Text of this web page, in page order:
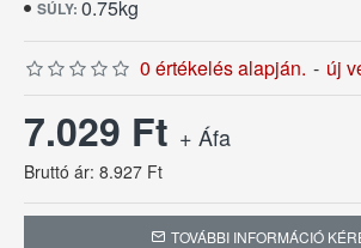
SÚLY: 0.75kg
0 értékelés alapján. - új
7.029 Ft + Áfa
Bruttó ár: 8.927 Ft
TOVÁBBI INFORMÁCIÓ